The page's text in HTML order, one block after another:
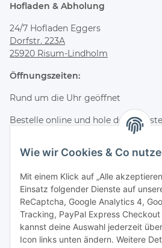
Wie wir Cookies & Co
Mit einem Klick auf „Alle
Einsatz folgender Dienste auf
ReCaptcha, Google Analytics 4,
Tracking, PayPal Express
kannst deine Auswahl jederzeit
Icon links unten ändern. Weitere
Hofladen & Abholung
24/7 Hofladen Eggers
Dorfstr. 223A
25920 Risum-Lindholm
Öffnungszeiten:
Rund um die Uhr geöffnet
Bestelle online und hole deine
Kontakt & Service
Telefon
+49 (0) 4661 2875
E-Mail
info@wagyuzucht-nordfriesland.de